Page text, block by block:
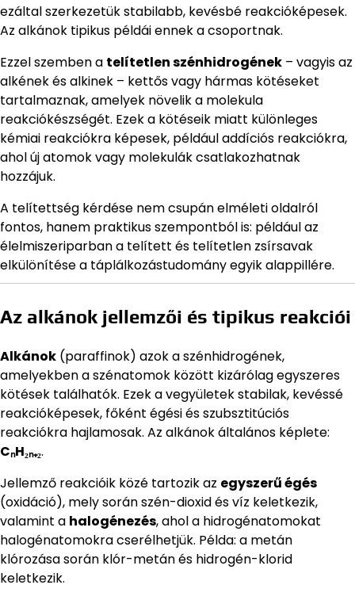
ezáltal szerkezetük stabilabb, kevésbé reakcióképesek.
Az alkánok tipikus példái ennek a csoportnak.
Ezzel szemben a telítetlen szénhidrogének – vagyis az
alkének és alkinek – kettős vagy hármas kötéseket
tartalmaznak, amelyek növelik a molekula
reakciókészségét. Ezek a kötéseik miatt különleges
kémiai reakciókra képesek, például addíciós reakciókra,
ahol új atomok vagy molekulák csatlakozhatnak
hozzájuk.
A telítettség kérdése nem csupán elméleti oldalról
fontos, hanem praktikus szempontból is: például az
élelmiszeriparban a telített és telítetlen zsírsavak
elkülönítése a táplálkozástudomány egyik alappillére.
Az alkánok jellemzői és tipikus reakciói
Alkánok (paraffinok) azok a szénhidrogének,
amelyekben a szénatomok között kizárólag egyszeres
kötések találhatók. Ezek a vegyületek stabilak, kevéssé
reakcióképesek, főként égési és szubsztitúciós
reakciókra hajlamosak. Az alkánok általános képlete:
CₙH₂ₙ₊₂.
Jellemző reakcióik közé tartozik az egyszerű égés
(oxidáció), mely során szén-dioxid és víz keletkezik,
valamint a halogénezés, ahol a hidrogénatomokat
halogénatomokra cserélhetjük. Példa: a metán
klórozása során klór-metán és hidrogén-klorid
keletkezik.